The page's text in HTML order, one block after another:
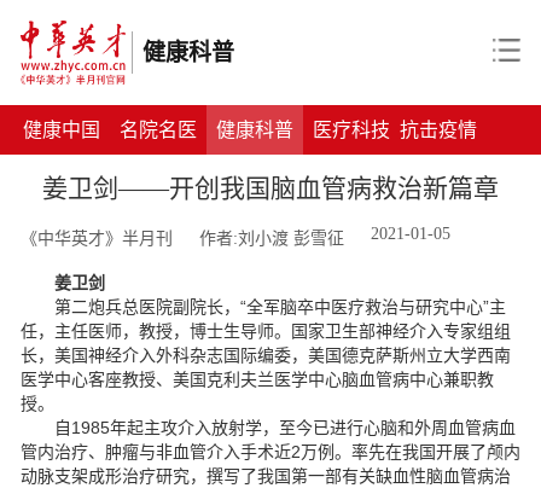
健康科普
健康中国 名院名医 健康科普 医疗科技 抗击疫情
姜卫剑——开创我国脑血管病救治新篇章
《中华英才》半月刊 作者:刘小渡 彭雪征 2021-01-05
姜卫剑
第二炮兵总医院副院长，“全军脑卒中医疗救治与研究中心”主
任，主任医师，教授，博士生导师。国家卫生部神经介入专家组组
长，美国神经介入外科杂志国际编委，美国德克萨斯州立大学西南
医学中心客座教授、美国克利夫兰医学中心脑血管病中心兼职教
授。
自1985年起主攻介入放射学，至今已进行心脑和外周血管病血
管内治疗、肿瘤与非血管介入手术近2万例。率先在我国开展了颅内
动脉支架成形治疗研究，撰写了我国第一部有关缺血性脑血管病治